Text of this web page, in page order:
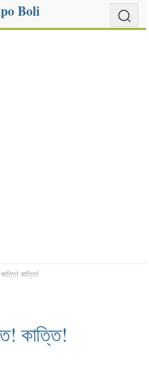
Boli
কাত্তি!
কাত্তি!